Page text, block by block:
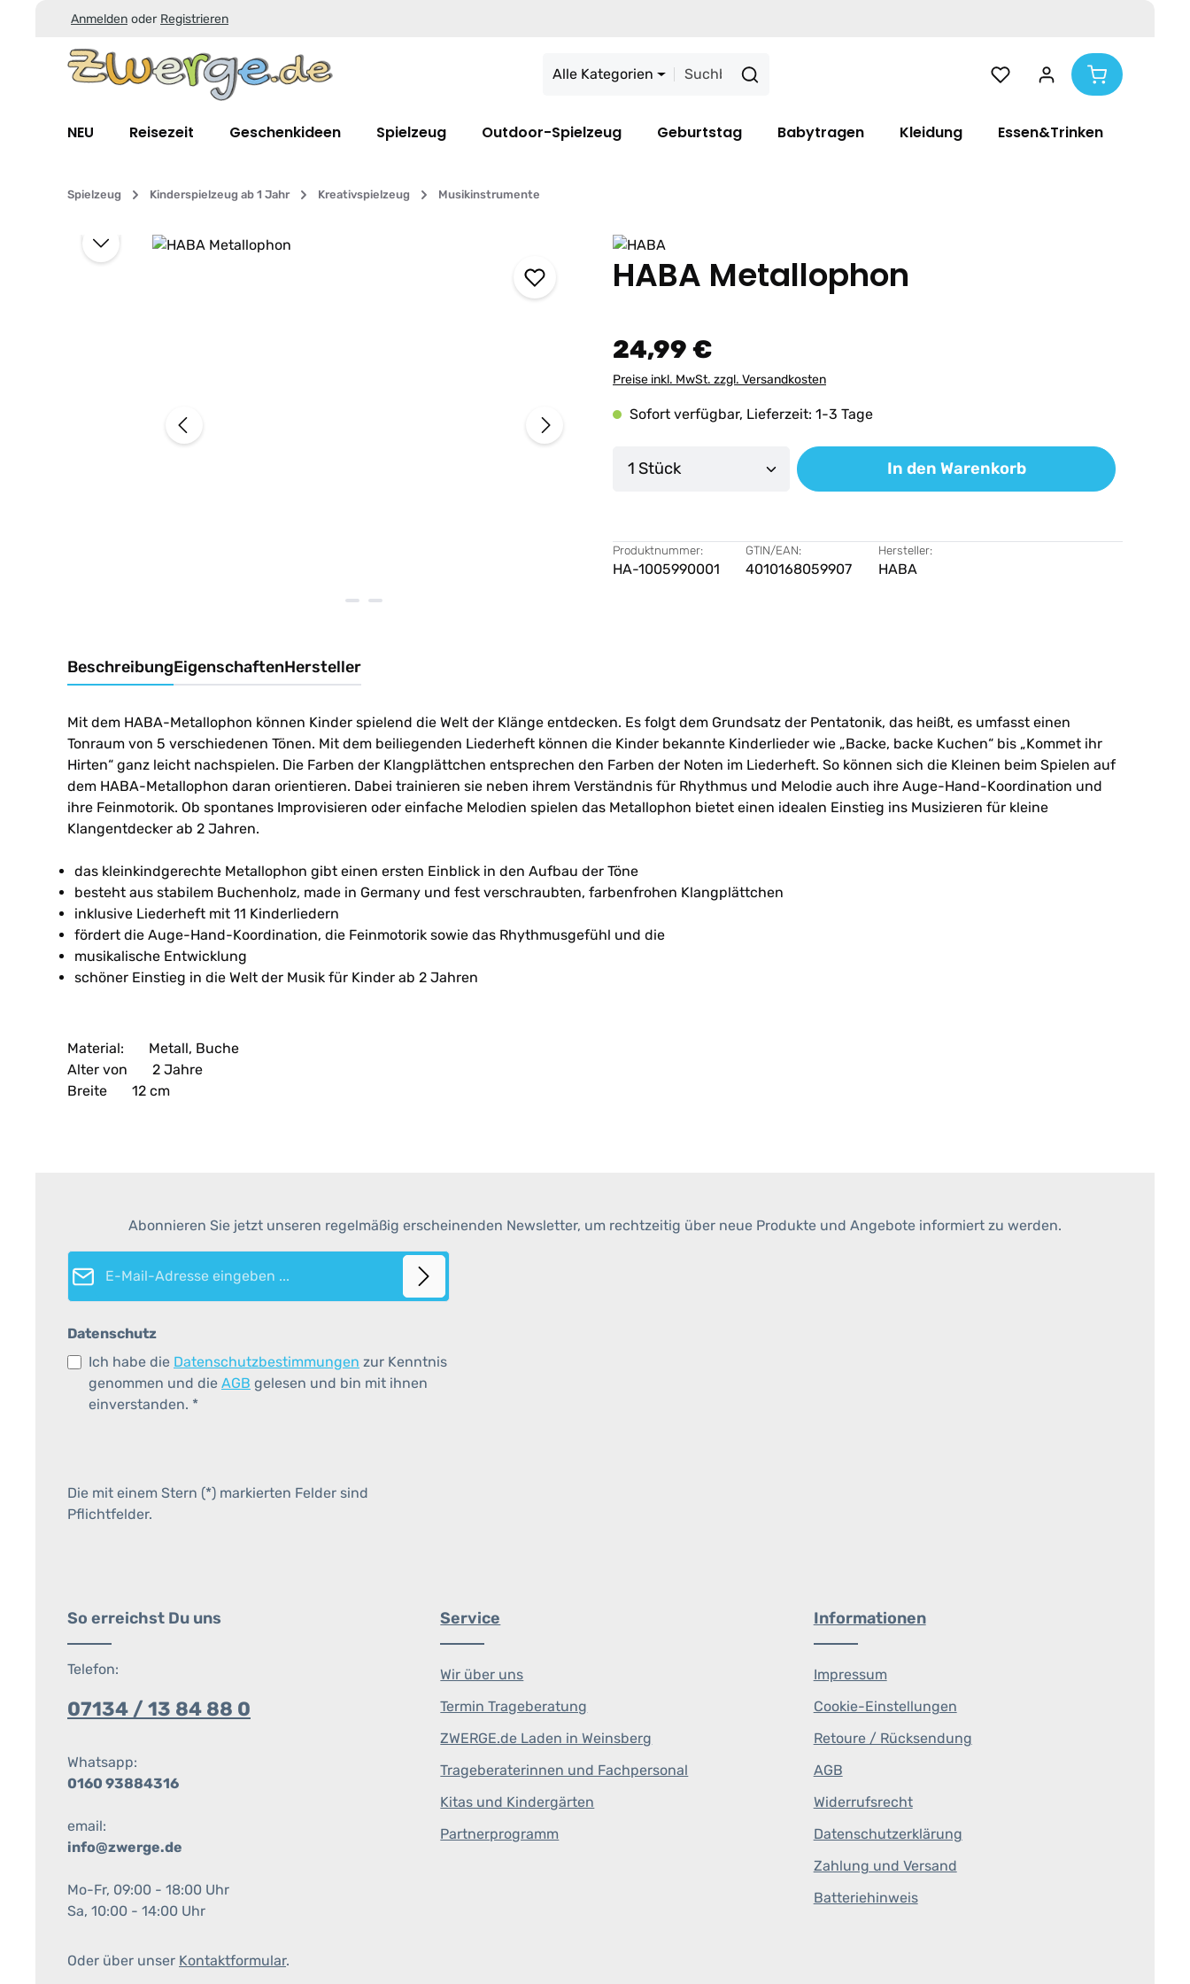
Zum Hauptinhalt springen
Zur Suche springen
Zur Hauptnavigation springen
Anmelden oder Registrieren
Alle Kategorien
NEU Reisezeit Geschenkideen Spielzeug Outdoor-Spielzeug Geburtstag Babytragen Kleidung Essen&Trinken
Spielzeug Kinderspielzeug ab 1 Jahr Kreativspielzeug Musikinstrumente
Bildergalerie überspringen
HABA Metallophon
24,99 €
Preise inkl. MwSt. zzgl. Versandkosten
Sofort verfügbar, Lieferzeit: 1-3 Tage
Produkt Anzahl: Gib den gewünschten Wert ein oder
In den Warenkorb
Produktnummer:
HA-1005990001
GTIN/EAN:
4010168059907
Hersteller:
HABA
BeschreibungEigenschaftenHersteller
Mit dem HABA-Metallophon können Kinder spielend die Welt der Klänge entdecken. Es folgt dem Grundsatz der Pentatonik, das heißt, es umfasst einen
Tonraum von 5 verschiedenen Tönen. Mit dem beiliegenden Liederheft können die Kinder bekannte Kinderlieder wie „Backe, backe Kuchen“ bis „Kommet ihr
Hirten“ ganz leicht nachspielen. Die Farben der Klangplättchen entsprechen den Farben der Noten im Liederheft. So können sich die Kleinen beim Spielen auf
dem HABA-Metallophon daran orientieren. Dabei trainieren sie neben ihrem Verständnis für Rhythmus und Melodie auch ihre Auge-Hand-Koordination und
ihre Feinmotorik. Ob spontanes Improvisieren oder einfache Melodien spielen das Metallophon bietet einen idealen Einstieg ins Musizieren für kleine
Klangentdecker ab 2 Jahren.
das kleinkindgerechte Metallophon gibt einen ersten Einblick in den Aufbau der Töne
besteht aus stabilem Buchenholz, made in Germany und fest verschraubten, farbenfrohen Klangplättchen
inklusive Liederheft mit 11 Kinderliedern
fördert die Auge-Hand-Koordination, die Feinmotorik sowie das Rhythmusgefühl und die
musikalische Entwicklung
schöner Einstieg in die Welt der Musik für Kinder ab 2 Jahren
Material:
Metall, Buche
Alter von
2 Jahre
Breite
12 cm
Abonnieren Sie jetzt unseren regelmäßig erscheinenden Newsletter, um rechtzeitig über neue Produkte und Angebote informiert zu werden.
E-Mail-Adresse*
Datenschutz
Ich habe die Datenschutzbestimmungen zur Kenntnis
genommen und die AGB gelesen und bin mit ihnen
einverstanden. *
Die mit einem Stern (*) markierten Felder sind
Pflichtfelder.
So erreichst Du uns
Telefon:
07134 / 13 84 88 0
Whatsapp:
0160 93884316
email:
info@zwerge.de
Mo-Fr, 09:00 - 18:00 Uhr
Sa, 10:00 - 14:00 Uhr
Oder über unser Kontaktformular.
Service
Wir über uns
Termin Trageberatung
ZWERGE.de Laden in Weinsberg
Trageberaterinnen und Fachpersonal
Kitas und Kindergärten
Partnerprogramm
Informationen
Impressum
Cookie-Einstellungen
Retoure / Rücksendung
AGB
Widerrufsrecht
Datenschutzerklärung
Zahlung und Versand
Batteriehinweis